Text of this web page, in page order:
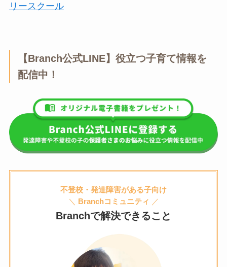
リースクール
【Branch公式LINE】役立つ子育て情報を
配信中！
不登校・発達障害がある子向け
＼
Branchコミュニティ ／
Branchで解決できること